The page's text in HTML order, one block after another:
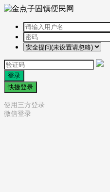
登录
快捷登录
使用三方登录
微信登录